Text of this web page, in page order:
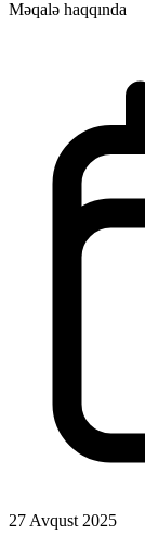
Məqalə haqqında
27 Avqust 2025